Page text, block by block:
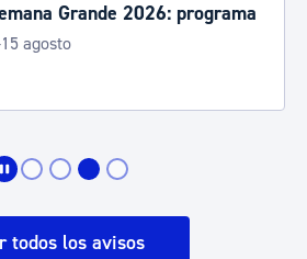
Grande 2026: programa
agosto
todos los avisos